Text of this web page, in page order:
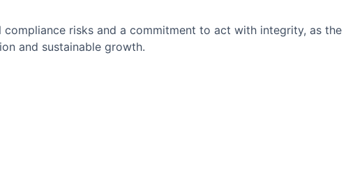
risks and a commitment to act with integrity, as the
and sustainable growth.